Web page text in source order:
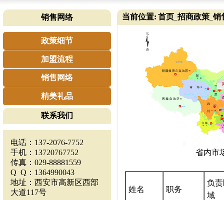
销售网络
政策细节
加盟流程
销售网络
精美礼品
联系我们
电话：137-2076-7752
手机：13720767752
传真：029-88881559
Q Q：1364990043
地址：西安市高新区西部
大道117号
当前位置: 首页 招商政策 _销
省内市
姓名 职务
负
域